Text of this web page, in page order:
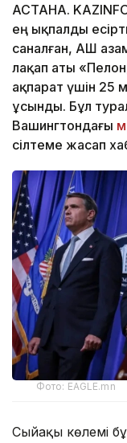
АСТАНА.
ең ықпалды
саналған, АҚШ
лақап аты
ақпарат үшін 25
ұсынды. Бұл
Вашингтондағы
сілтеме жасап
Фото: EAGLE.mn
Сыйақы көлемі